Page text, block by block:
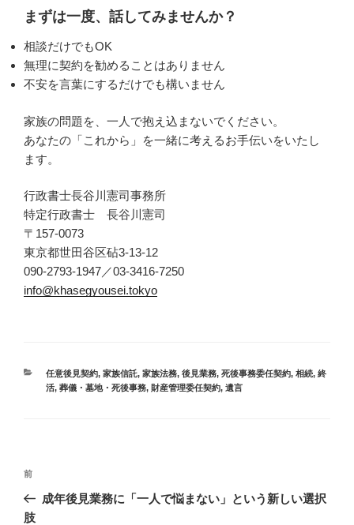
まずは一度、話してみませんか？
相談だけでもOK
無理に契約を勧めることはありません
不安を言葉にするだけでも構いません
家族の問題を、一人で抱え込まないでください。
あなたの「これから」を一緒に考えるお手伝いをいたし
ます。
行政書士長谷川憲司事務所
特定行政書士 長谷川憲司
〒157-0073
東京都世田谷区砧3-13-12
090-2793-1947／03-3416-7250
info@khasegyousei.tokyo
カ
テ
任意後見契約, 家族信託, 家族法務, 後見業務, 死後事務委任契約, 相続, 終
活, 葬儀・墓地・死後事務, 財産管理委任契約, 遺言
投
ナ
過
去
の
前
成年後見業務に「一人で悩まない」という新しい選択
肢